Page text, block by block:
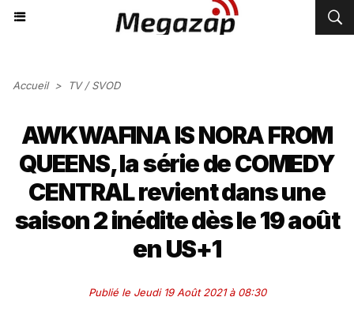
Accueil > TV / SVOD
AWKWAFINA IS NORA FROM
QUEENS, la série de COMEDY
CENTRAL revient dans une
saison 2 inédite dès le 19 août
en US+1
Publié le Jeudi 19 Août 2021 à 08:30